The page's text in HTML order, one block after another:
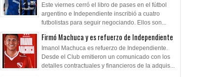
Este viernes cerró el libro de pases en el fútbol
argentino e Independiente inscribió a cuatro
futbolistas para seguir negociando. Ellos son...
Firmó Machuca y es refuerzo de Independiente
Imanol Machuca es refuerzo de Independiente.
Desde el Club emitieron un comunicado con los
detalles contractuales y financieros de la adquis...